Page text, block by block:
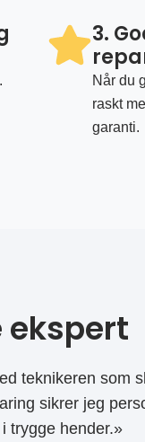
3.
Når du
raskt
garanti.
ekspert
teknikeren som
sikrer jeg
trygge hender.»